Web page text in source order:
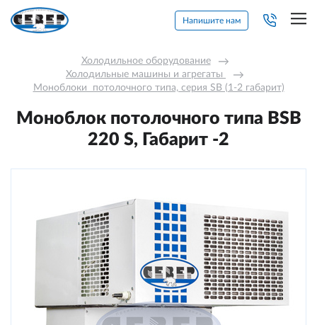
Напишите нам
Холодильное оборудование →
Холодильные машины и агрегаты →
Моноблоки  потолочного типа, серия SB (1-2 габарит)
Моноблок потолочного типа BSB
220 S, Габарит -2